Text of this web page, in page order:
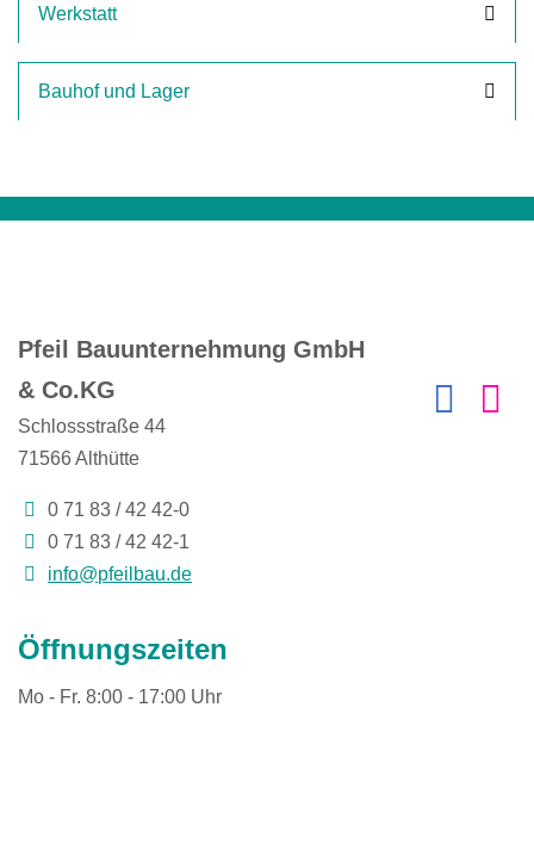
Werkstatt
Bauhof und Lager
Pfeil Bauunternehmung GmbH
& Co.KG
Schlossstraße 44
71566Althütte
0 71 83 / 42 42-0
0 71 83 / 42 42-1
info@pfeilbau.de
Öffnungszeiten
Mo - Fr. 8:00 - 17:00 Uhr